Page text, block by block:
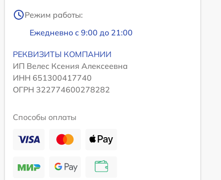
Режим работы:
Ежедневно с 9:00 до 21:00
РЕКВИЗИТЫ КОМПАНИИ
ИП Велес Ксения Алексеевна
ИНН 651300417740
ОГРН 322774600278282
Способы оплаты